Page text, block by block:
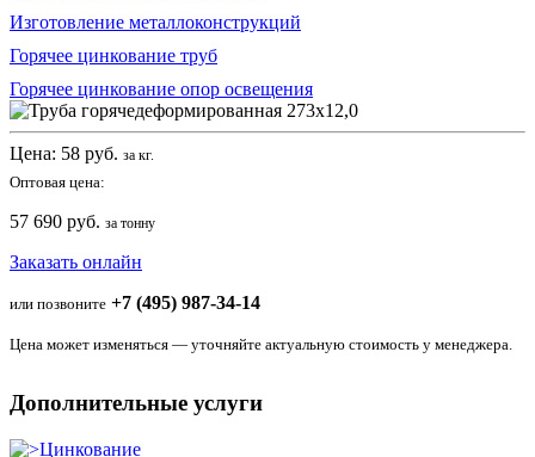
Изготовление металлоконструкций
Горячее цинкование труб
Горячее цинкование опор освещения
Цена: 58 руб. за кг.
Оптовая цена:
57 690 руб. за тонну
Заказать онлайн
или позвоните +7 (495) 987-34-14
Цена может изменяться — уточняйте актуальную стоимость у менеджера.
Дополнительные услуги